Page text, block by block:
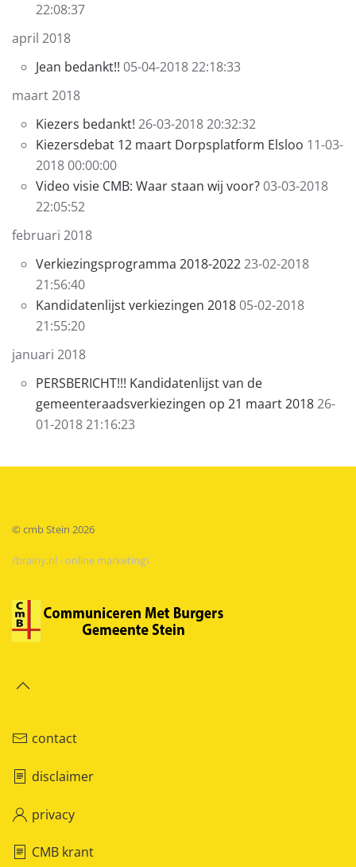
22:08:37
april 2018
Jean bedankt!! 05-04-2018 22:18:33
maart 2018
Kiezers bedankt! 26-03-2018 20:32:32
Kiezersdebat 12 maart Dorpsplatform Elsloo 11-03-
2018 00:00:00
Video visie CMB: Waar staan wij voor?03-03-2018
22:05:52
februari 2018
Verkiezingsprogramma 2018-202223-02-2018
21:56:40
Kandidatenlijst verkiezingen 201805-02-2018
21:55:20
januari 2018
PERSBERICHT!!! Kandidatenlijst van de
gemeenteraadsverkiezingen op 21 maart 201826-
01-2018 21:16:23
© cmb Stein 2026
/brainy.nl - online marketing\
contact
disclaimer
privacy
CMB krant